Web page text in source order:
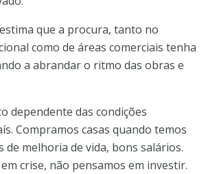
que a procura, tanto no
como de áreas comerciais tenha
a abrandar o ritmo das obras e
dependente das condições
Compramos casas quando temos
de melhoria de vida, bons salários.
crise, não pensamos em investir.